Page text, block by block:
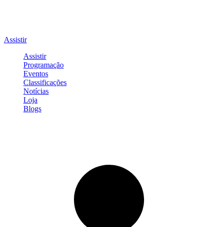
Assistir
Assistir
Programação
Eventos
Classificações
Notícias
Loja
Blogs